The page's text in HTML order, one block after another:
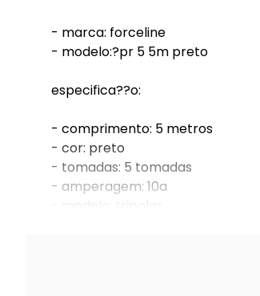
- marca: forceline
- modelo:?pr 5 5m preto
especifica??o:
- comprimento: 5 metros
- cor: preto
- tomadas: 5 tomadas
- amperagem: 10a
- modelo: tripolar